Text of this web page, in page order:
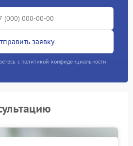
заявку
с политикой конфиденциальности